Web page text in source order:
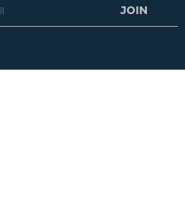
JOIN